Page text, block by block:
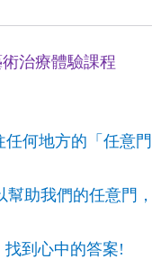
治療體驗課程
任何地方的 「 任意門
助我們的任意門，
到心中的答案!